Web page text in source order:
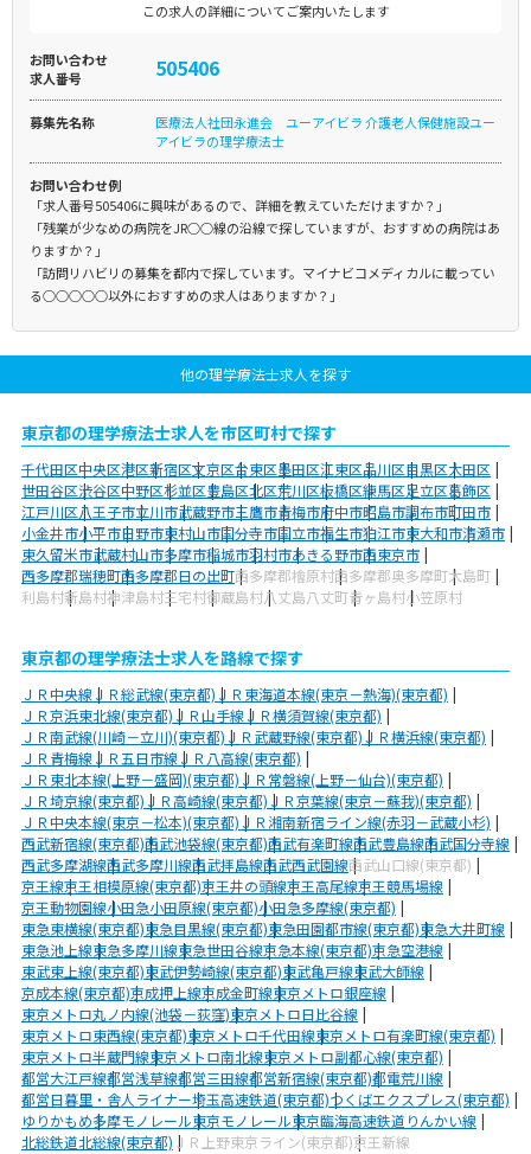
この求人の詳細についてご案内いたします
お問い合わせ
求人番号
505406
募集先名称
医療法人社団永進会 ユーアイビラ 介護老人保健施設ユー
アイビラの理学療法士
お問い合わせ例
「求人番号505406に興味があるので、詳細を教えていただけますか？」
「残業が少なめの病院をJR○○線の沿線で探していますが、おすすめの病院はあ
りますか？」
「訪問リハビリの募集を都内で探しています。マイナビコメディカルに載ってい
る○○○○○以外におすすめの求人はありますか？」
他の理学療法士求人を探す
東京都の理学療法士求人を市区町村で探す
千代田区中央区港区新宿区文京区台東区墨田区江東区品川区目黒区大田区
世田谷区渋谷区中野区杉並区豊島区北区荒川区板橋区練馬区足立区葛飾区
江戸川区八王子市立川市武蔵野市三鷹市青梅市府中市昭島市調布市町田市
小金井市小平市日野市東村山市国分寺市国立市福生市狛江市東大和市清瀬市
東久留米市武蔵村山市多摩市稲城市羽村市あきる野市西東京市
西多摩郡瑞穂町西多摩郡日の出町西多摩郡檜原村西多摩郡奥多摩町大島町
利島村新島村神津島村三宅村御蔵島村八丈島八丈町青ヶ島村小笠原村
東京都の理学療法士求人を路線で探す
ＪＲ中央線ＪＲ総武線(東京都)ＪＲ東海道本線(東京－熱海)(東京都)
ＪＲ京浜東北線(東京都)ＪＲ山手線ＪＲ横須賀線(東京都)
ＪＲ南武線(川崎－立川)(東京都)ＪＲ武蔵野線(東京都)ＪＲ横浜線(東京都)
ＪＲ青梅線ＪＲ五日市線ＪＲ八高線(東京都)
ＪＲ東北本線(上野－盛岡)(東京都)ＪＲ常磐線(上野－仙台)(東京都)
ＪＲ埼京線(東京都)ＪＲ高崎線(東京都)ＪＲ京葉線(東京－蘇我)(東京都)
ＪＲ中央本線(東京－松本)(東京都)ＪＲ湘南新宿ライン線(赤羽－武蔵小杉)
西武新宿線(東京都)西武池袋線(東京都)西武有楽町線西武豊島線西武国分寺線
西武多摩湖線西武多摩川線西武拝島線西武西武園線西武山口線(東京都)
京王線京王相模原線(東京都)京王井の頭線京王高尾線京王競馬場線
京王動物園線小田急小田原線(東京都)小田急多摩線(東京都)
東急東横線(東京都)東急目黒線(東京都)東急田園都市線(東京都)東急大井町線
東急池上線東急多摩川線東急世田谷線京急本線(東京都)京急空港線
東武東上線(東京都)東武伊勢崎線(東京都)東武亀戸線東武大師線
京成本線(東京都)京成押上線京成金町線東京メトロ銀座線
東京メトロ丸ノ内線(池袋－荻窪)東京メトロ日比谷線
東京メトロ東西線(東京都)東京メトロ千代田線東京メトロ有楽町線(東京都)
東京メトロ半蔵門線東京メトロ南北線東京メトロ副都心線(東京都)
都営大江戸線都営浅草線都営三田線都営新宿線(東京都)都電荒川線
都営日暮里・舎人ライナー埼玉高速鉄道(東京都)つくばエクスプレス(東京都)
ゆりかもめ多摩モノレール東京モノレール東京臨海高速鉄道りんかい線
北総鉄道北総線(東京都) ＪＲ上野東京ライン(東京都)京王新線